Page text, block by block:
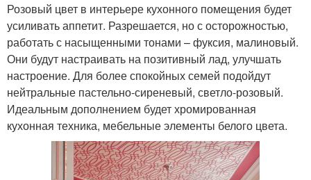
Розовый цвет в интерьере кухонного помещения будет
усиливать аппетит. Разрешается, но с осторожностью,
работать с насыщенными тонами – фуксия, малиновый.
Они будут настраивать на позитивный лад, улучшать
настроение. Для более спокойных семей подойдут
нейтральные пастельно-сиреневый, светло-розовый.
Идеальным дополнением будет хромированная
кухонная техника, мебельные элементы белого цвета.